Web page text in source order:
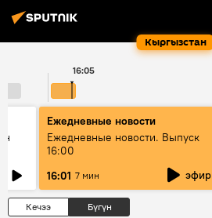
Кыргызстан
16:05
Ежедневные новости
Ежедневные новости. Выпуск
16:00
16:01 7 мин эфир
Кечээ Бүгүн